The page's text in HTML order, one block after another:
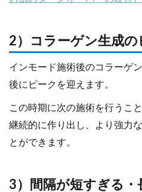
2）コラーゲン生成の
インモード施術後のコラーゲ
後にピークを迎えます。
この時期に次の施術を行うこ
継続的に作り出し、より強力
とができます。
3）間隔が短すぎる・